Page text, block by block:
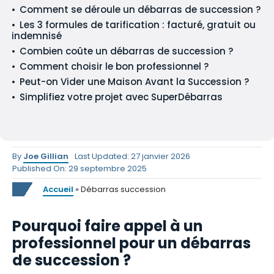
Comment se déroule un débarras de succession ?
Les 3 formules de tarification : facturé, gratuit ou
indemnisé
Combien coûte un débarras de succession ?
Comment choisir le bon professionnel ?
Peut-on Vider une Maison Avant la Succession ?
Simplifiez votre projet avec SuperDébarras
By Joe Gillian Last Updated: 27 janvier 2026
Published On: 29 septembre 2025
Accueil »Débarras succession
Pourquoi faire appel à un
professionnel pour un débarras
de succession ?